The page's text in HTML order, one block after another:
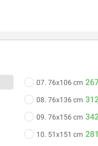
07. 76x106 cm
08. 76x136 cm
09. 76x156 cm
10. 51x151 cm